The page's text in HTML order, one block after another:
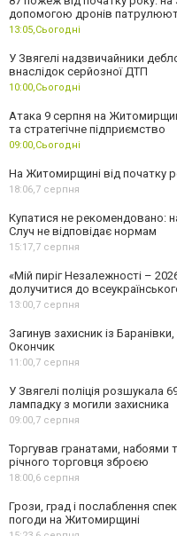
допомогою дронів
13:05, Сьогодні
У Звягелі надзвичайники
внаслідок серйозної ДТП
10:00, Сьогодні
Атака 9 серпня на
та стратегічне підприємство
09:00, Сьогодні
На Житомирщині від початку
18:06, 7 серпня
Купатися не рекомендовано:
Случ не відповідає нормам
15:17, 7 серпня
«Мій пиріг Незалежності –
долучитися до
13:00, 7 серпня
Загинув захисник із
Окончик
11:00, 7 серпня
У Звягелі поліція розшукала
лампадку з могили захисника
09:00, 7 серпня
Торгував гранатами, набоями
річного торговця зброєю
18:00, 6 серпня
Грози, град і послаблення
погоди на Житомирщині